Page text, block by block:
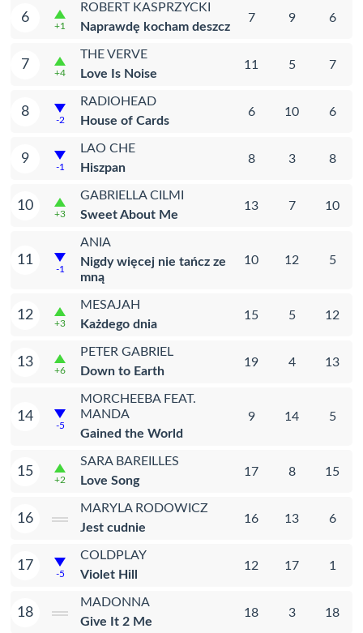
6
+1
ROBERT KASPRZYCKI
Naprawdę kocham deszcz
7 9 6
7
+4
THE VERVE
Love Is Noise
11 5 7
8
-2
RADIOHEAD
House of Cards
6 10 6
9
-1
LAO CHE
Hiszpan
8 3 8
10
+3
GABRIELLA CILMI
Sweet About Me
13 7 10
11
-1
ANIA
Nigdy więcej nie tańcz ze
mną
10 12 5
12
+3
MESAJAH
Każdego dnia
15 5 12
13
+6
PETER GABRIEL
Down to Earth
19 4 13
14
-5
MORCHEEBA FEAT.
MANDA
Gained the World
9 14 5
15
+2
SARA BAREILLES
Love Song
17 8 15
16
MARYLA RODOWICZ
Jest cudnie
16 13 6
17
-5
COLDPLAY
Violet Hill
12 17 1
18
MADONNA
Give It 2 Me
18 3 18